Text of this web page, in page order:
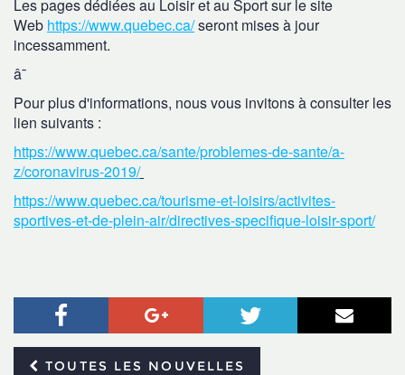
Les pages dédiées au Loisir et au Sport sur le site
Web https://www.quebec.ca/seront mises à jour
incessamment.
â¯
Pour plus d'informations, nous vous invitons à consulter les
lien suivants :
https://www.quebec.ca/sante/problemes-de-sante/a-
z/coronavirus-2019/
https://www.quebec.ca/tourisme-et-loisirs/activites-
sportives-et-de-plein-air/directives-specifique-loisir-sport/
Facebook Google+ Twitter
TOUTES LES NOUVELLES